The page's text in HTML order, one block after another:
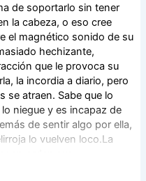
de soportarlo sin tener
la cabeza, o eso cree
el magnético sonido de su
hechizante,
que le provoca su
la incordia a diario, pero
se atraen. Sabe que lo
niegue y es incapaz de
de sentir algo por ella,
lo vuelven loco.La
con tanto carácter, pero